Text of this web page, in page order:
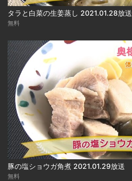
タラと白菜の生姜蒸し 2021.01.28放送
無料
豚の塩ショウガ角煮 2021.01.29放送
無料